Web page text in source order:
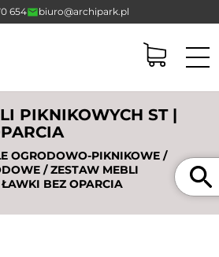
654 biuro@archipark.pl
PIKNIKOWYCH ST |
OGRODOWO-PIKNIKOWE /
/ ZESTAW MEBLI
BEZ OPARCIA
Szukaj